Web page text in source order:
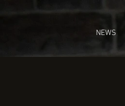
NEWS